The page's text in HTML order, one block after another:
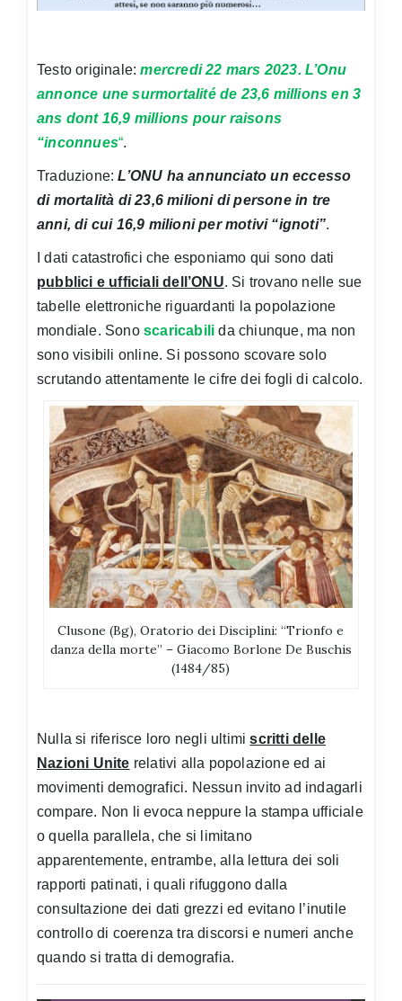
Testo originale:mercredi 22 mars 2023. L’Onu
annonce une surmortalité de 23,6 millions en 3
ans dont 16,9 millions pour raisons
“inconnues“.
Traduzione:L’ONU ha annunciato un eccesso
di mortalità di 23,6 milioni di persone in tre
anni, di cui 16,9 milioni per motivi “ignoti”.
I dati catastrofici che esponiamo qui sono dati
pubblici e ufficiali dell’ONU. Si trovano nelle sue
tabelle elettroniche riguardanti la popolazione
mondiale. Sono scaricabili da chiunque, ma non
sono visibili online. Si possono scovare solo
scrutando attentamente le cifre dei fogli di calcolo.
Clusone (Bg), Oratorio dei Disciplini: “Trionfo e
danza della morte” – Giacomo Borlone De Buschis
(1484/85)
Nulla si riferisce loro negli ultimiscritti delle
Nazioni Unite relativi alla popolazione ed ai
movimenti demografici. Nessun invito ad indagarli
compare. Non li evoca neppure la stampa ufficiale
o quella parallela, che si limitano
apparentemente, entrambe, alla lettura dei soli
rapporti patinati, i quali rifuggono dalla
consultazione dei dati grezzi ed evitano l’inutile
controllo di coerenza tra discorsi e numeri anche
quando si tratta di demografia.